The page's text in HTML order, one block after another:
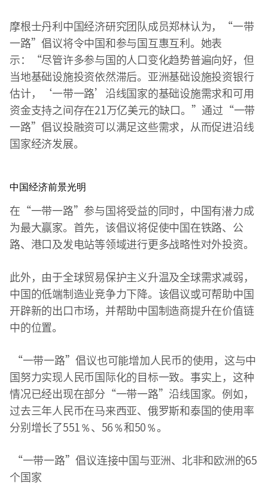
摩根士丹利中国经济研究团队成员郑林认为，“一带
一路”倡议将令中国和参与国互惠互利。她表
示：“尽管许多参与国的人口变化趋势普遍向好，但
当地基础设施投资依然滞后。亚洲基础设施投资银行
估计，‘一带一路’沿线国家的基础设施需求和可用
资金支持之间存在21万亿美元的缺口。”通过“一带
一路”倡议投融资可以满足这些需求，从而促进沿线
国家经济发展。
中国经济前景光明
在“一带一路”参与国将受益的同时，中国有潜力成
为最大赢家。首先，该倡议将促使中国在铁路、公
路、港口及发电站等领域进行更多战略性对外投资。
此外，由于全球贸易保护主义升温及全球需求减弱，
中国的低端制造业竞争力下降。该倡议或可帮助中国
开辟新的出口市场，并帮助中国制造商提升在价值链
中的位置。
“一带一路”倡议也可能增加人民币的使用，这与中
国努力实现人民币国际化的目标一致。事实上，这种
情况已经出现在部分“一带一路”沿线国家。例如，
过去三年人民币在马来西亚、俄罗斯和泰国的使用率
分别增长了551％、56％和50％。
“一带一路”倡议连接中国与亚洲、北非和欧洲的65
个国家